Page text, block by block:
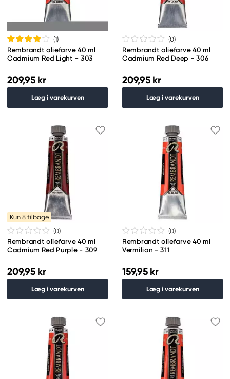
(1)
Rembrandt oliefarve 40 ml
Cadmium Red Light - 303
209,95 kr
Læg i varekurven
(0)
Rembrandt oliefarve 40 ml
Cadmium Red Deep - 306
209,95 kr
Læg i varekurven
Kun 8 tilbage
(0)
Rembrandt oliefarve 40 ml
Cadmium Red Purple - 309
209,95 kr
Læg i varekurven
(0)
Rembrandt oliefarve 40 ml
Vermilion - 311
159,95 kr
Læg i varekurven